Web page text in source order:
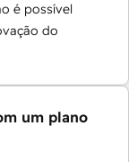
é possível
do
um plano